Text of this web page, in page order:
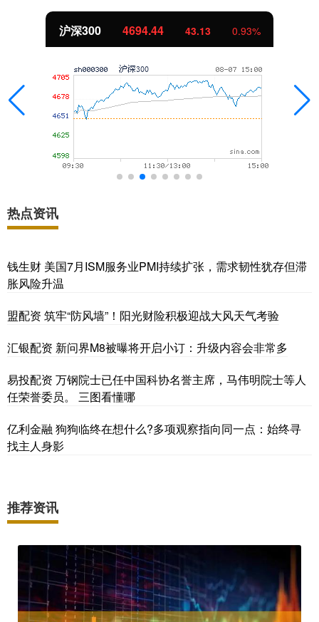
沪深300 4694.44 43.13 0.93%
热点资讯
钱生财 美国7月ISM服务业PMI持续扩张，需求韧性犹存但滞
胀风险升温
盟配资 筑牢“防风墙”！阳光财险积极迎战大风天气考验
汇银配资 新问界M8被曝将开启小订：升级内容会非常多
易投配资 万钢院士已任中国科协名誉主席，马伟明院士等人
任荣誉委员。 三图看懂哪
亿利金融 狗狗临终在想什么?多项观察指向同一点：始终寻
找主人身影
推荐资讯